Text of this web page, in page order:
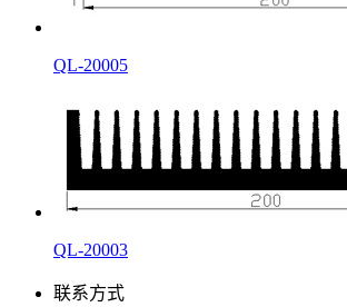
QL-20005
QL-20003
联系方式